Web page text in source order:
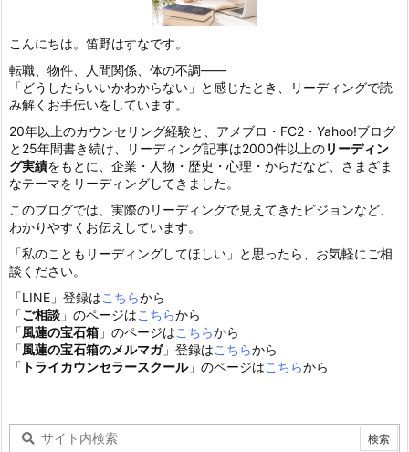
こんにちは。笛野はすなです。
転職、物件、人間関係、体の不調——
「どうしたらいいかわからない」と感じたとき、リーディングで読
み解くお手伝いをしています。
20年以上のカウンセリング経験と、アメブロ・FC2・Yahoo!ブログ
と25年間書き続け、リーディング記事は2000件以上のリーディン
グ実績をもとに、企業・人物・歴史・心理・からだなど、さまざま
なテーマをリーディングしてきました。
このブログでは、実際のリーディングで見えてきたビジョンなど、
わかりやすくお伝えしています。
「私のこともリーディングしてほしい」と思ったら、お気軽にご相
談ください。
「LINE」登録はこちらから
「ご相談 」のページはこちらから
「風蓮の宝石箱 」のページはこちらから
「風蓮の宝石箱のメルマガ」登録はこちらから
「 トライカウンセラースクール」のページはこちらから